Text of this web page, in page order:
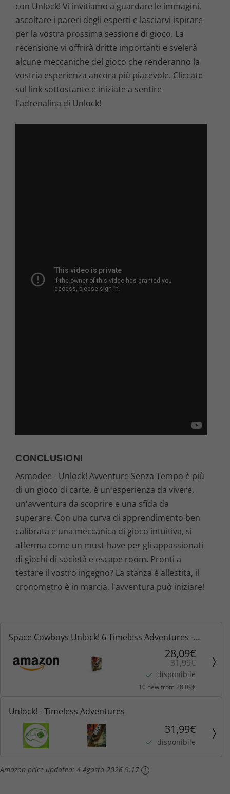
con Unlock! Vi invitiamo a guardare le immagini,
ascoltare i pareri degli esperti e lasciarvi ispirare
per la vostra prossima sessione di gioco. La
recensione vi offrirà dritte importanti e svelerà
alcune meccaniche del gioco che renderanno la
vostria esperienza ancora più piacevole. Cliccate
sul link sottostante e iniziate a sentire
l'adrenalina di Unlock!
CONCLUSIONI
Asmodee - Unlock! Avventure Senza Tempo è più
di un gioco di carte, è un'esperienza da vivere,
un'avventura da scoprire e una sfida da
superare. Con una curva di apprendimento ben
calibrata e una meccanica di gioco intuitiva, si
afferma come un must-have per gli appassionati
di giochi di società e escape room. Pronti a
testare il vostro ingegno? La stanza è allestita, il
cronometro è in marcia, l'avventura può iniziare!
Space Cowboys Unlock! 6 Timeless Adventures -
28,09€
31,99€
disponibile
10 new from 28,09€
Unlock! - Timeless Adventures
31,99€
disponibile
Amazon price updated: 4 Agosto 2026 9:17